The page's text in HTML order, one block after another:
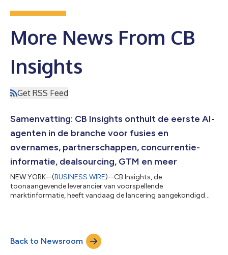
More News From CB
Insights
Get RSS Feed
Samenvatting: CB Insights onthult de eerste AI-
agenten in de branche voor fusies en
overnames, partnerschappen, concurrentie-
informatie, dealsourcing, GTM en meer
NEW YORK--(BUSINESS WIRE)--CB Insights, de
toonaangevende leverancier van voorspellende
marktinformatie, heeft vandaag de lancering aangekondigd
besluitvorming. Het groeiende team van agenten van CB
Insights start met 11 gespecialiseerde agenten die continu
werken aan het verkrijgen van inzichten, het omzetten van be...
Back to Newsroom